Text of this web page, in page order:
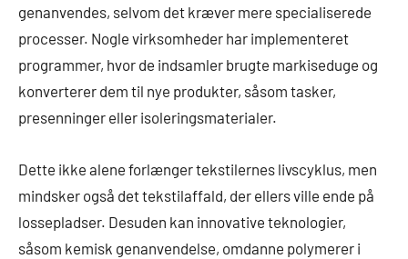
genanvendes, selvom det kræver mere specialiserede
processer. Nogle virksomheder har implementeret
programmer, hvor de indsamler brugte markiseduge og
konverterer dem til nye produkter, såsom tasker,
presenninger eller isoleringsmaterialer.
Dette ikke alene forlænger tekstilernes livscyklus, men
mindsker også det tekstilaffald, der ellers ville ende på
lossepladser. Desuden kan innovative teknologier,
såsom kemisk genanvendelse, omdanne polymerer i